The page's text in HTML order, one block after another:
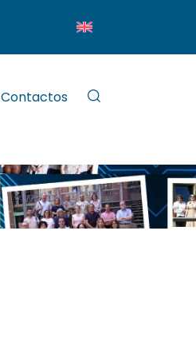
Contactos